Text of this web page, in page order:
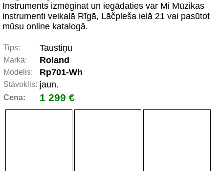
Instruments izmēginat un iegādaties var Mi Mūzikas
instrumenti veikalā Rīgā, Lāčpleša ielā 21 vai pasūtot
mūsu online katalogā.
Tips: Taustiņu
Marka: Roland
Modelis: Rp701-Wh
Stāvoklis: jaun.
Cena: 1 299 €